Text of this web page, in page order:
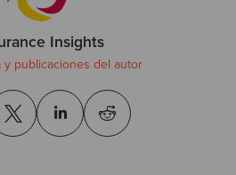
Insights
y publicaciones del autor